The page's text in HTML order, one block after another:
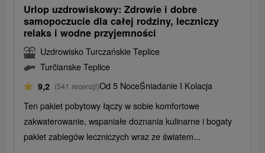
Urlop uzdrowiskowy: Zdrowie i dobre
samopoczucie dla całej rodziny, leczniczy
relaks i wodne przyjemności
Uzdrowisko Turczańskie Teplice
Turčianske Teplice
9,2 (541 recenzji)Od 5 NoceŚniadanie I Kolacja
Ten pakiet pobytowy łączy w sobie komfortowe
zakwaterowanie, wspaniałe doznania kulinarne i bogaty
pakiet zabiegów leczniczych wraz ze światem...